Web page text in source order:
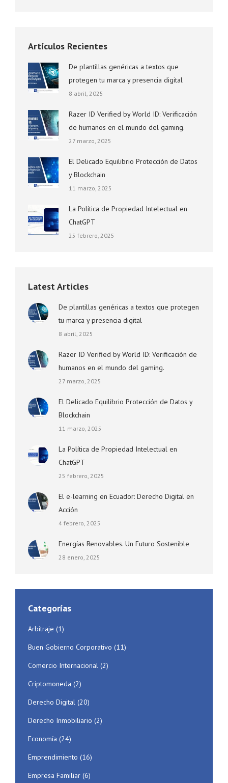
Artículos Recientes
De plantillas genéricas a textos que
protegen tu marca y presencia digital
8 abril, 2025
Razer ID Verified by World ID: Verificación
de humanos en el mundo del gaming.
27 marzo, 2025
El Delicado Equilibrio Protección de Datos
y Blockchain
11 marzo, 2025
La Política de Propiedad Intelectual en
ChatGPT
25 febrero, 2025
Latest Articles
De plantillas genéricas a textos que protegen
tu marca y presencia digital
8 abril, 2025
Razer ID Verified by World ID: Verificación de
humanos en el mundo del gaming.
27 marzo, 2025
El Delicado Equilibrio Protección de Datos y
Blockchain
11 marzo, 2025
La Política de Propiedad Intelectual en
ChatGPT
25 febrero, 2025
El e-learning en Ecuador: Derecho Digital en
Acción
4 febrero, 2025
Energías Renovables. Un Futuro Sostenible
28 enero, 2025
Categorías
Arbitraje (1)
Buen Gobierno Corporativo (11)
Comercio Internacional (2)
Criptomoneda (2)
Derecho Digital (20)
Derecho Inmobiliario (2)
Economía (24)
Emprendimiento (16)
Empresa Familiar (6)